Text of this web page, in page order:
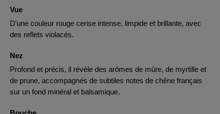
Vue
D'une couleur rouge cerise intense, limpide et brillante, avec
des reflets violacés.
Nez
Profond et précis, il révèle des arômes de mûre, de myrtille et
de prune, accompagnés de subtiles notes de chêne français
sur un fond minéral et balsamique.